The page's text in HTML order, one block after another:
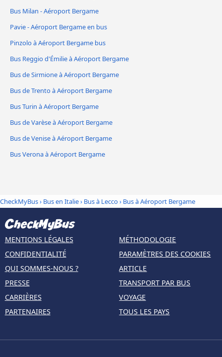
Bus Milan - Aéroport Bergame
Pavie - Aéroport Bergame en bus
Pinzolo à Aéroport Bergame bus
Bus Reggio d'Émilie à Aéroport Bergame
Bus de Sirmione à Aéroport Bergame
Bus de Trento à Aéroport Bergame
Bus Turin à Aéroport Bergame
Bus de Varèse à Aéroport Bergame
Bus de Venise à Aéroport Bergame
Bus Verona à Aéroport Bergame
CheckMyBus› Bus en Italie› Bus à Lecco› Bus à Aéroport Bergame
MENTIONS LÉGALES
CONFIDENTIALITÉ
QUI SOMMES-NOUS ?
PRESSE
CARRIÈRES
PARTENAIRES
MÉTHODOLOGIE
PARAMÈTRES DES COOKIES
ARTICLE
TRANSPORT PAR BUS
VOYAGE
TOUS LES PAYS